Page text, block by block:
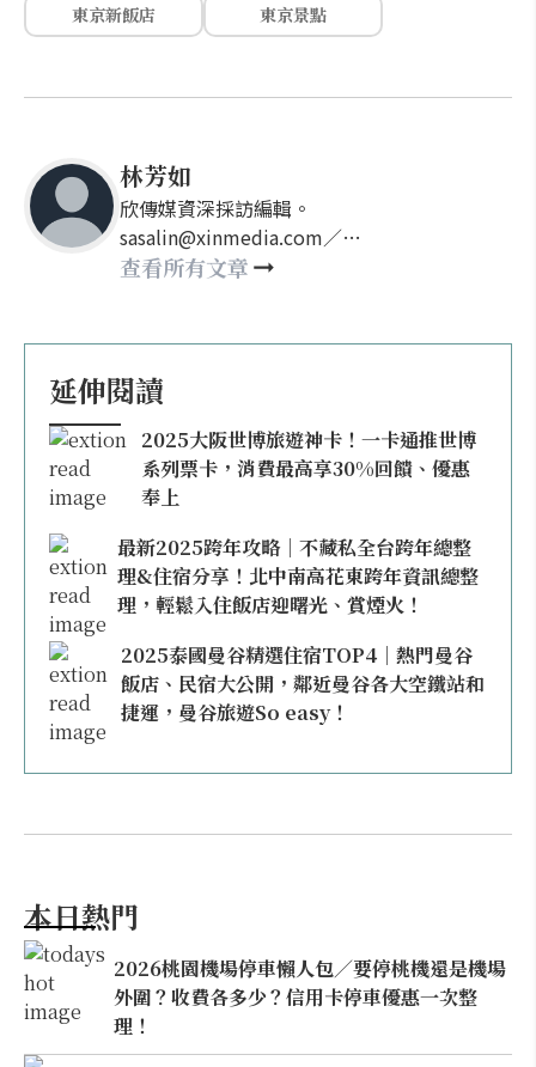
東京新飯店 東京景點
林芳如
欣傳媒資深採訪編輯。
sasalin@xinmedia.com／
happy21917@gmail.com
查看所有文章
延伸閱讀
2025大阪世博旅遊神卡！一卡通推世博
系列票卡，消費最高享30%回饋、優惠
奉上
最新2025跨年攻略｜不藏私全台跨年總整
理&住宿分享！北中南高花東跨年資訊總整
理，輕鬆入住飯店迎曙光、賞煙火！
2025泰國曼谷精選住宿TOP4｜熱門曼谷
飯店、民宿大公開，鄰近曼谷各大空鐵站和
捷運，曼谷旅遊So easy！
本日熱門
2026桃園機場停車懶人包／要停桃機還是機場
外圍？收費各多少？信用卡停車優惠一次整
理！